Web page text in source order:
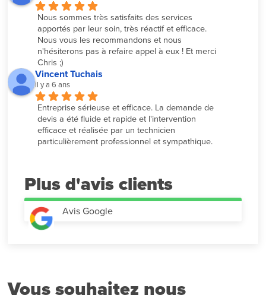
Nous sommes très satisfaits des services
apportés par leur soin, très réactif et efficace.
Nous vous les recommandons et nous
n'hésiterons pas à refaire appel à eux ! Et merci
Chris ;)
Vincent Tuchais
il y a 6 ans
Entreprise sérieuse et efficace. La demande de
devis a été fluide et rapide et l'intervention
efficace et réalisée par un technicien
particulièrement professionnel et sympathique.
Plus d'avis
Avis Google
Vous souhaitez nous